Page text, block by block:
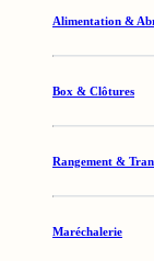
Alimentation &
Box & Clôtures
Rangement &
Maréchalerie